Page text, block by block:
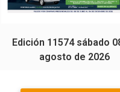
Edición 11574 sábado
agosto de 2026